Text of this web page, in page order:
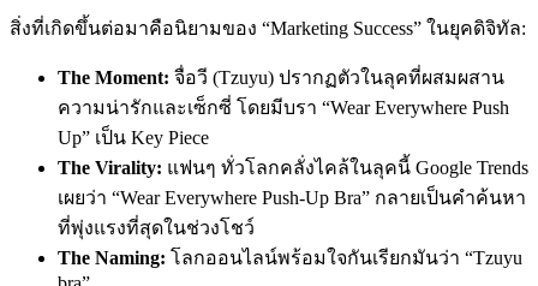
สิ่งที่เกิดขึ้นต่อมาคือนิยามของ “Marketing Success” ในยุคดิจิทัล:
The Moment: จื่อวี (Tzuyu) ปรากฏตัวในลุคที่ผสมผสาน
ความน่ารักและเซ็กซี่ โดยมีบรา “Wear Everywhere Push
Up” เป็น Key Piece
The Virality: แฟนๆ ทั่วโลกคลั่งไคล้ในลุคนี้ Google Trends
เผยว่า “Wear Everywhere Push-Up Bra” กลายเป็นคำค้นหา
ที่พุ่งแรงที่สุดในช่วงโชว์
The Naming: โลกออนไลน์พร้อมใจกันเรียกมันว่า “Tzuyu